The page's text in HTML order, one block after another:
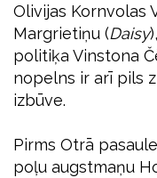
Olivijas Kornvolas
Margrietiņu (Daisy
politiķa Vinstona
nopelns ir arī pils
izbūve.
Pirms Otrā
poļu augstmaņu